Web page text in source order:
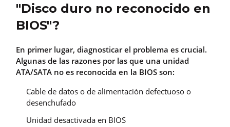
"Disco duro no reconocido en
BIOS"?
En primer lugar, diagnosticar el problema es crucial.
Algunas de las razones por las que una unidad
ATA/SATA no es reconocida en la BIOS son:
Cable de datos o de alimentación defectuoso o
desenchufado
Unidad desactivada en BIOS